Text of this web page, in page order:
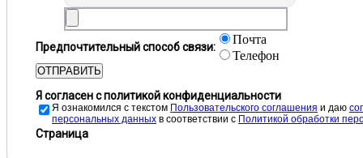
Предпочтительный способ связи:
Почта
Телефон
ОТПРАВИТЬ
Я согласен с политикой конфиденциальности
Я ознакомился с текстом Пользовательского соглашения и даю
персональных данных в соответствии с Политикой обработки
Страница